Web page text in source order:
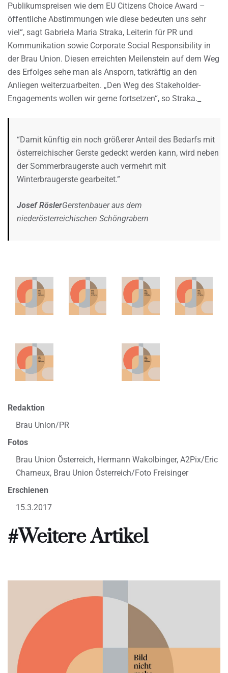
Publikumspreisen wie dem EU Citizens Choice Award –
öffentliche Abstimmungen wie diese bedeuten uns sehr
viel“, sagt Gabriela Maria Straka, Leiterin für PR und
Kommunikation sowie Corporate Social Responsibility in
der Brau Union. Diesen erreichten Meilenstein auf dem Weg
des Erfolges sehe man als Ansporn, tatkräftig an den
Anliegen weiterzuarbeiten. „Den Weg des Stakeholder-
Engagements wollen wir gerne fortsetzen“, so Straka._
“Damit künftig ein noch größerer Anteil des Bedarfs mit
österreichischer Gerste gedeckt werden kann, wird neben
der Sommerbraugerste auch vermehrt mit
Winterbraugerste gearbeitet.”
Josef RöslerGerstenbauer aus dem
niederösterreichischen Schöngrabern
Redaktion
Brau Union/PR
Fotos
Brau Union Österreich, Hermann Wakolbinger, A2Pix/Eric
Charneux, Brau Union Österreich/Foto Freisinger
Erschienen
15.3.2017
#Weitere Artikel